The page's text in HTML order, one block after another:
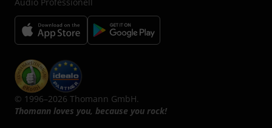
© 1996–2026 Thomann GmbH.
Thomann loves you, because you rock!